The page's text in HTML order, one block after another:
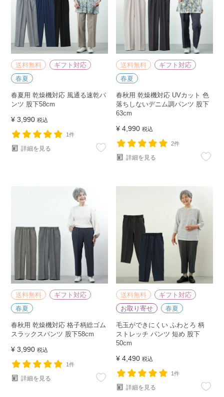
送料無料
ギフト対応
春夏
春夏用 乾燥機対応 風通る速乾パ
ンツ 股下58cm
¥ 3,990 税込
1件
詳細を見る
送料無料
ギフト対応
春夏
春秋用 乾燥機対応 UVカット 色
落ちしないデニム調パンツ 股下
63cm
¥ 4,990 税込
2件
詳細を見る
送料無料
ギフト対応
春夏
春秋用 乾燥機対応 格子柄総ゴム
スラックスパンツ 股下58cm
¥ 3,990 税込
1件
詳細を見る
送料無料
ギフト対応
お取り寄せ
春夏
毛玉ができにくい ふわとろ 柄
ストレッチ パンツ 短め 股下
50cm
¥ 4,490 税込
1件
詳細を見る